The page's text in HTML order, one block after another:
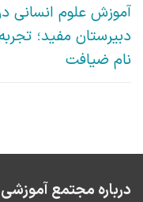
آموزش علوم انسانی
دبیرستان مفید؛
نام ضیافت
درباره مجتمع